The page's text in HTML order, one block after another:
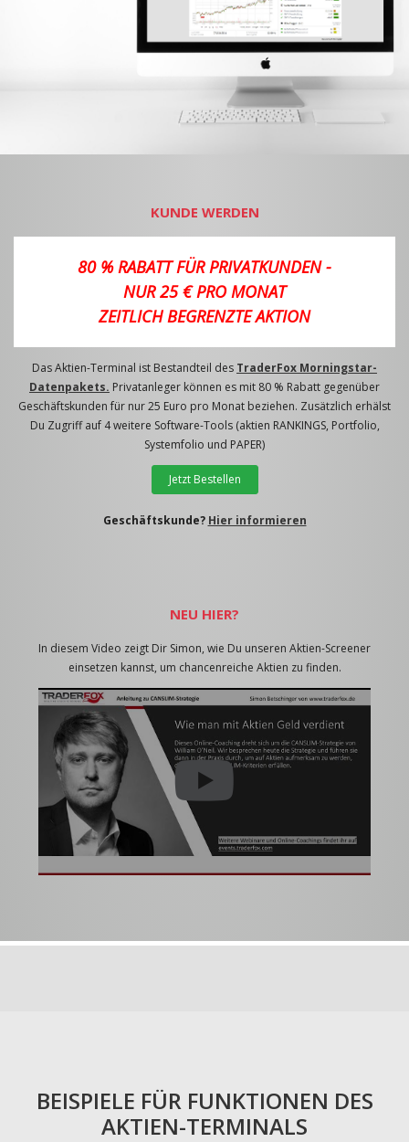
KUNDE WERDEN
80 % RABATT FÜR PRIVATKUNDEN -
NUR 25 € PRO MONAT
ZEITLICH BEGRENZTE AKTION
Das Aktien-Terminal ist Bestandteil des TraderFox Morningstar-
Datenpakets. Privatanleger können es mit 80 % Rabatt gegenüber
Geschäftskunden für nur 25 Euro pro Monat beziehen. Zusätzlich erhälst
Du Zugriff auf 4 weitere Software-Tools (aktien RANKINGS, Portfolio,
Systemfolio und PAPER)
Jetzt Bestellen
Geschäftskunde? Hier informieren
NEU HIER?
In diesem Video zeigt Dir Simon, wie Du unseren Aktien-Screener
einsetzen kannst, um chancenreiche Aktien zu finden.
BEISPIELE FÜR FUNKTIONEN DES
AKTIEN-TERMINALS